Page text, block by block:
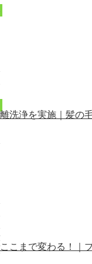
洗浄を実施｜髪の
こまで変わる！｜